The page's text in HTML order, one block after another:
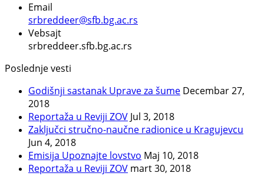
Email
srbreddeer@sfb.bg.ac.rs
Vebsajt
srbreddeer.sfb.bg.ac.rs
Poslednje vesti
Godišnji sastanak Uprave za šume Decembar 27,
2018
Reportaža u Reviji ZOV Jul 3, 2018
Zaključci stručno-naučne radionice u Kragujevcu
Jun 4, 2018
Emisija Upoznajte lovstvo Maj 10, 2018
Reportaža u Reviji ZOV mart 30, 2018